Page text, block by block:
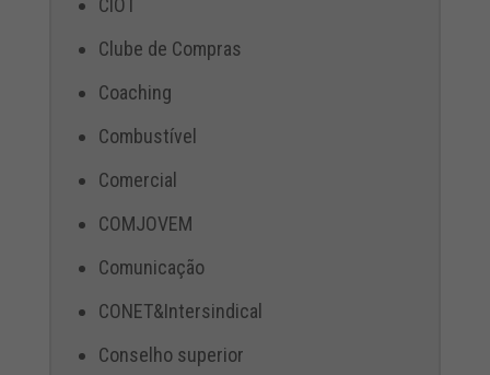
CIOT
Clube de Compras
Coaching
Combustível
Comercial
COMJOVEM
Comunicação
CONET&Intersindical
Conselho superior